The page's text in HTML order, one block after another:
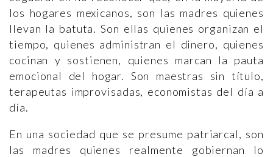
los hogares mexicanos, son las madres quienes
llevan la batuta. Son ellas quienes organizan el
tiempo, quienes administran el dinero, quienes
cocinan y sostienen, quienes marcan la pauta
emocional del hogar. Son maestras sin título,
terapeutas improvisadas, economistas del día a
día.
En una sociedad que se presume patriarcal, son
las madres quienes realmente gobiernan lo